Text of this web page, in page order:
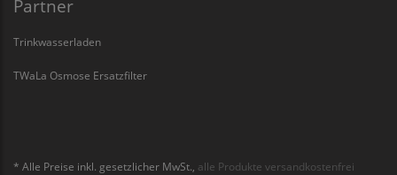
Partner
Trinkwasserladen
TWaLa Osmose Ersatzfilter
* Alle Preise inkl. gesetzlicher MwSt., alle Produkte versandkostenfrei